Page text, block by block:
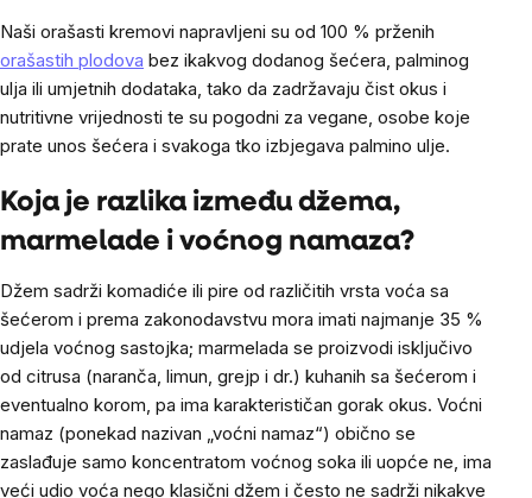
Naši orašasti kremovi napravljeni su od 100 % prženih
orašastih plodova bez ikakvog dodanog šećera, palminog
ulja ili umjetnih dodataka, tako da zadržavaju čist okus i
nutritivne vrijednosti te su pogodni za vegane, osobe koje
prate unos šećera i svakoga tko izbjegava palmino ulje.
Koja je razlika između džema,
marmelade i voćnog namaza?
Džem sadrži komadiće ili pire od različitih vrsta voća sa
šećerom i prema zakonodavstvu mora imati najmanje 35 %
udjela voćnog sastojka; marmelada se proizvodi isključivo
od citrusa (naranča, limun, grejp i dr.) kuhanih sa šećerom i
eventualno korom, pa ima karakterističan gorak okus. Voćni
namaz (ponekad nazivan „voćni namaz“) obično se
zaslađuje samo koncentratom voćnog soka ili uopće ne, ima
veći udio voća nego klasični džem i često ne sadrži nikakve